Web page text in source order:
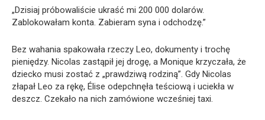
„Dzisiaj próbowaliście ukraść mi 200 000 dolarów.
Zablokowałam konta. Zabieram syna i odchodzę.”
Bez wahania spakowała rzeczy Leo, dokumenty i trochę
pieniędzy. Nicolas zastąpił jej drogę, a Monique krzyczała, że
dziecko musi zostać z „prawdziwą rodziną”. Gdy Nicolas
złapał Leo za rękę, Élise odepchnęła teściową i uciekła w
deszcz. Czekało na nich zamówione wcześniej taxi.